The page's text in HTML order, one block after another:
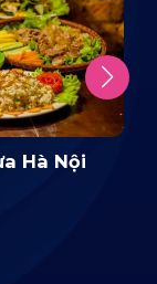
Hà Nội